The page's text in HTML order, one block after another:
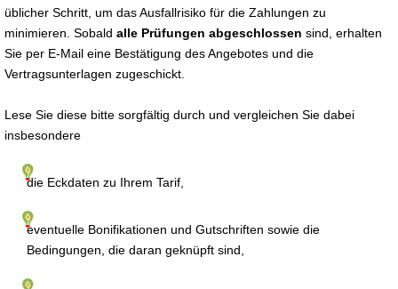
üblicher Schritt, um das Ausfallrisiko für die Zahlungen zu
minimieren. Sobald alle Prüfungen abgeschlossen sind, erhalten
Sie per E-Mail eine Bestätigung des Angebotes und die
Vertragsunterlagen zugeschickt.
Lese Sie diese bitte sorgfältig durch und vergleichen Sie dabei
insbesondere
die Eckdaten zu Ihrem Tarif,
eventuelle Bonifikationen und Gutschriften sowie die
Bedingungen, die daran geknüpft sind,